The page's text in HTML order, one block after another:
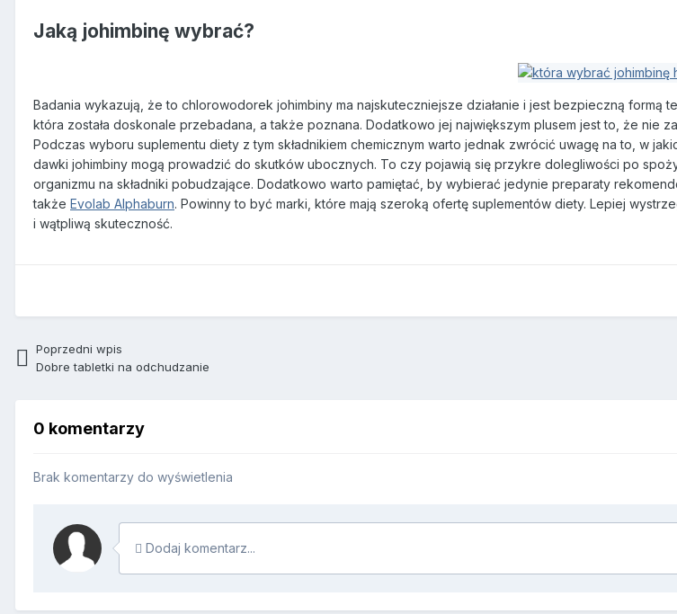
Jaką johimbinę wybrać?
Badania wykazują, że to chlorowodorek johimbiny ma najskuteczniejsze działanie i jest bezpieczną formą
która została doskonale przebadana, a także poznana. Dodatkowo jej największym plusem jest to, że nie
Podczas wyboru suplementu diety z tym składnikiem chemicznym warto jednak zwrócić uwagę na to, w
dawki johimbiny mogą prowadzić do skutków ubocznych. To czy pojawią się przykre dolegliwości po
organizmu na składniki pobudzające. Dodatkowo warto pamiętać, by wybierać jedynie preparaty
także Evolab Alphaburn. Powinny to być marki, które mają szeroką ofertę suplementów diety. Lepiej
i wątpliwą skuteczność.
Poprzedni wpis
Dobre tabletki na odchudzanie
0 komentarzy
Brak komentarzy do wyświetlenia
Dodaj komentarz...